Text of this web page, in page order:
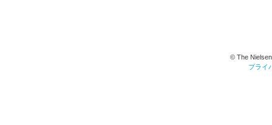
© The
プライ